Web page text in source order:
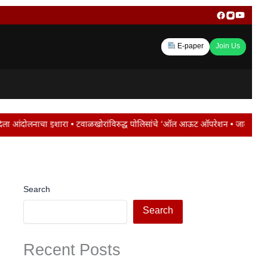
E-paper Join Us
टवाळखोरांविरुद्ध पोलिसांचे ‘ऑल आऊट ऑपरेशन • जालना रोडवर ट्रॅफिक जाम
Search
Search
Recent Posts